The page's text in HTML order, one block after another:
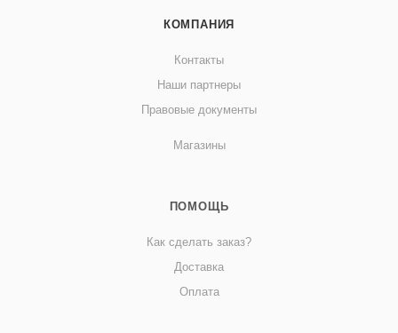
КОМПАНИЯ
Контакты
Наши партнеры
Правовые документы
Магазины
ПОМОЩЬ
Как сделать заказ?
Доставка
Оплата